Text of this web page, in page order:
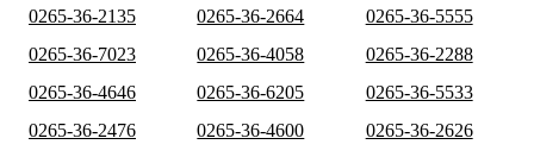
0265-36-2135 0265-36-2664
0265-36-5555
0265-36-7023
0265-36-4058
0265-36-2288
0265-36-4646
0265-36-6205
0265-36-5533
0265-36-2476
0265-36-4600
0265-36-2626